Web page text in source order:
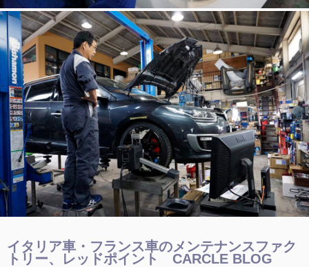
イタリア車・フランス車のメンテナンスファク
トリー、レッドポイント CARCLE BLOG